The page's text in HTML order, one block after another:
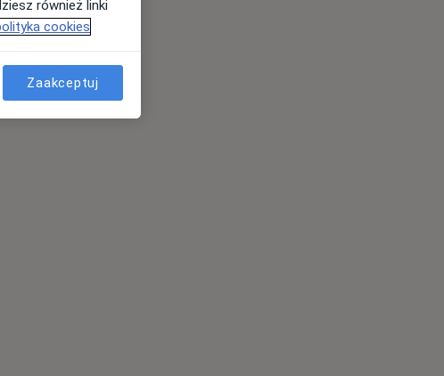
również linki
cookies
Zaakceptuj